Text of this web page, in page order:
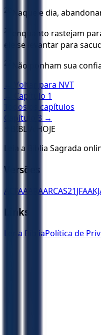
20 Naquele dia,
21
enquanto rastejam
ele se levantar para
22
Não ponham sua
← Voltar para NVT
← Capítulo 1
Todos os capítulos
Capítulo
3 →
BÍBLIA HOJE
Leia a Bíblia Sagrada
Versões
ACFAA ARAARCAS21JFAA
Links
Ler a BíbliaPolítica de